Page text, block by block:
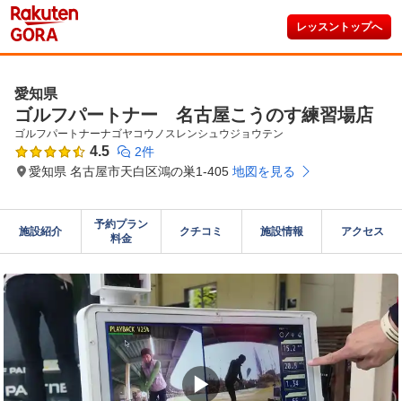
レッスントップへ
愛知県
ゴルフパートナー 名古屋こうのす練習場店
ゴルフパートナーナゴヤコウノスレンシュウジョウテン
4.5
2件
愛知県 名古屋市天白区鴻の巣1-405 地図を見る
施設紹介
予約プラン
料金
クチコミ 施設情報 アクセス
▶